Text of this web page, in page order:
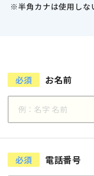
※半角カナは使用しな
必須 お名前
必須 電話番号